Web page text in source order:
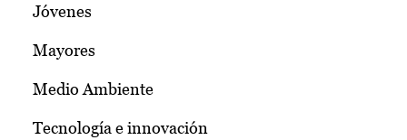
Jóvenes
Mayores
Medio Ambiente
Tecnología e innovación